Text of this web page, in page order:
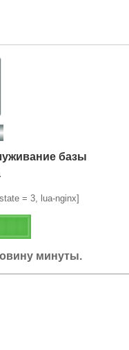
базы
= 3, lua-nginx]
минуты.